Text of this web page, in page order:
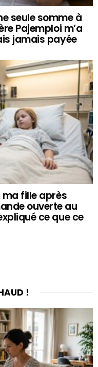
seule somme à
Pajemploi m’a
jamais payée
ma fille après
ouverte au
ce que ce
!